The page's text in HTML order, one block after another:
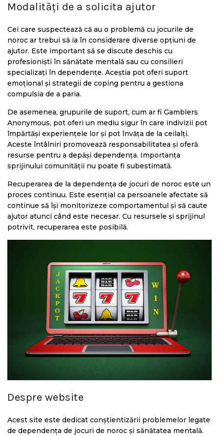
Modalități de a solicita ajutor
Cei care suspectează că au o problemă cu jocurile de
noroc ar trebui să ia în considerare diverse opțiuni de
ajutor. Este important să se discute deschis cu
profesioniști în sănătate mentală sau cu consilieri
specializați în dependențe. Aceștia pot oferi suport
emoțional și strategii de coping pentru a gestiona
compulsia de a paria.
De asemenea, grupurile de suport, cum ar fi Gamblers
Anonymous, pot oferi un mediu sigur în care indivizii pot
împărtăși experiențele lor și pot învăța de la ceilalți.
Aceste întâlniri promovează responsabilitatea și oferă
resurse pentru a depăși dependența. Importanța
sprijinului comunității nu poate fi subestimată.
Recuperarea de la dependența de jocuri de noroc este un
proces continuu. Este esențial ca persoanele afectate să
continue să își monitorizeze comportamentul și să caute
ajutor atunci când este necesar. Cu resursele și sprijinul
potrivit, recuperarea este posibilă.
Despre website
Acest site este dedicat conștientizării problemelor legate
de dependența de jocuri de noroc și sănătatea mentală.